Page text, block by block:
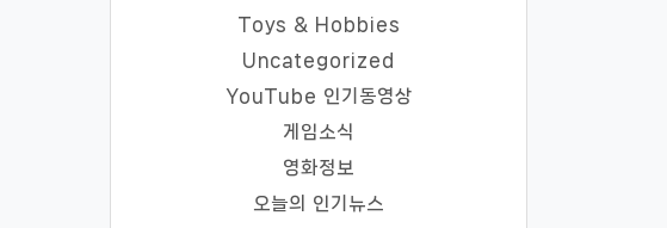
Toys & Hobbies
Uncategorized
YouTube 인기동영상
게임소식
영화정보
오늘의 인기뉴스